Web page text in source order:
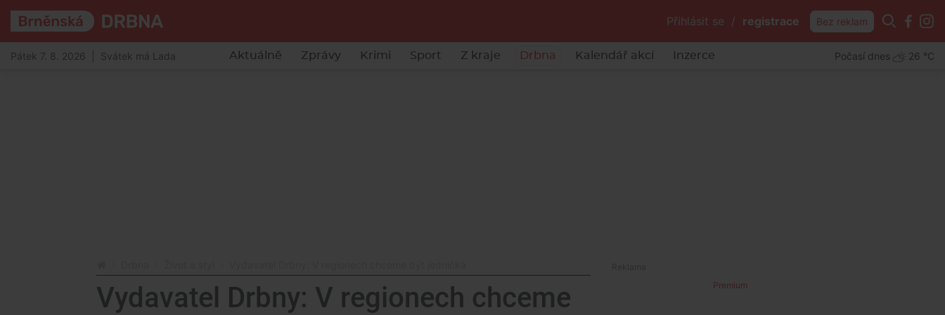
Přihlásit se / registrace Bez reklam
Pátek 7. 8. 2026 | Svátek má Lada Aktuálně Zprávy Krimi Sport Z kraje Drbna Kalendář akcí Inzerce Počasí dnes 26 °C
Vydavatel Drbny: V regionech chceme Premium